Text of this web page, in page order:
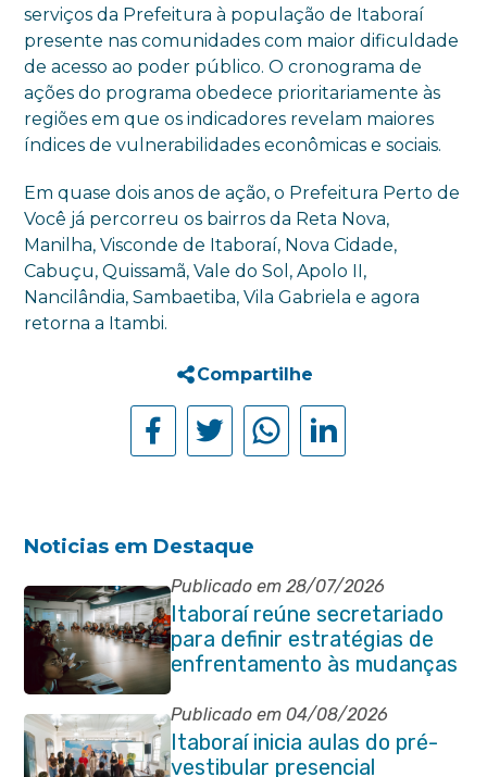
serviços da Prefeitura à população de Itaboraí
presente nas comunidades com maior dificuldade
de acesso ao poder público. O cronograma de
ações do programa obedece prioritariamente às
regiões em que os indicadores revelam maiores
índices de vulnerabilidades econômicas e sociais.
Em quase dois anos de ação, o Prefeitura Perto de
Você já percorreu os bairros da Reta Nova,
Manilha, Visconde de Itaboraí, Nova Cidade,
Cabuçu, Quissamã, Vale do Sol, Apolo II,
Nancilândia, Sambaetiba, Vila Gabriela e agora
retorna a Itambi.
Compartilhe
Noticias em Destaque
Publicado em 28/07/2026
Itaboraí reúne secretariado
para definir estratégias de
enfrentamento às mudanças
climáticas
Publicado em 04/08/2026
Itaboraí inicia aulas do pré-
vestibular presencial